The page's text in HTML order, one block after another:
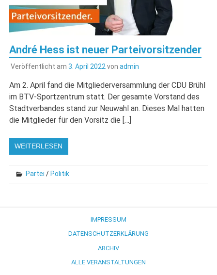
André Hess ist neuer Parteivorsitzender
Veröffentlicht am 3. April 2022von admin
Am 2. April fand die Mitgliederversammlung der CDU Brühl
im BTV-Sportzentrum statt. Der gesamte Vorstand des
Stadtverbandes stand zur Neuwahl an. Dieses Mal hatten
die Mitglieder für den Vorsitz die […]
WEITERLESEN
Partei / Politik
IMPRESSUM
DATENSCHUTZERKLÄRUNG
ARCHIV
ALLE VERANSTALTUNGEN